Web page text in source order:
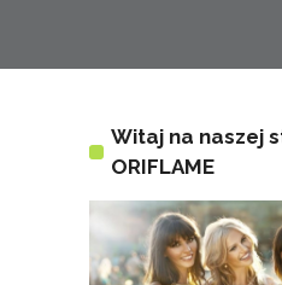
Witaj na naszej
ORIFLAME